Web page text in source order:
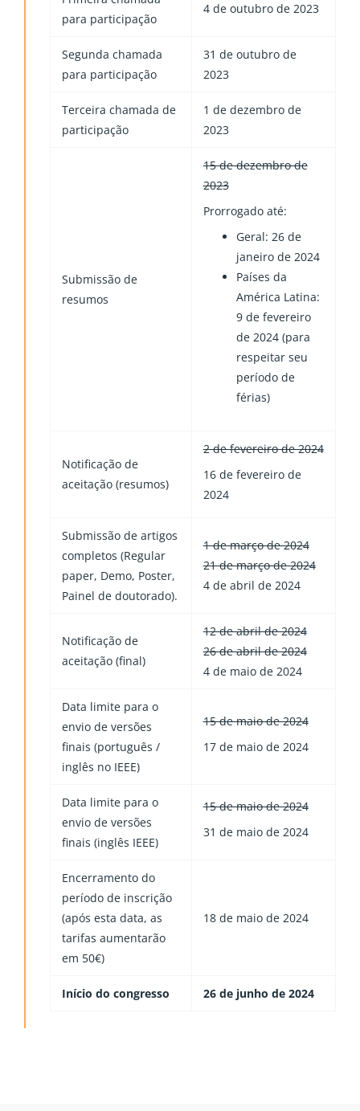
para participação
4 de outubro de 2023
Segunda chamada
para participação
31 de outubro de
2023
Terceira chamada de
participação
1 de dezembro de
2023
Submissão de
resumos
15 de dezembro de
2023
Prorrogado até:
Geral: 26 de
janeiro de 2024
Países da
América Latina:
9 de fevereiro
de 2024 (para
respeitar seu
período de
férias)
Notificação de
aceitação (resumos)
2 de fevereiro de 2024
16 de fevereiro de
2024
Submissão de artigos
completos (Regular
paper, Demo, Poster,
Painel de doutorado).
1 de março de 2024
21 de março de 2024
4 de abril de 2024
Notificação de
aceitação (final)
12 de abril de 2024
26 de abril de 2024
4 de maio de 2024
Data limite para o
envio de versões
finais (português /
inglês no IEEE)
15 de maio de 2024
17 de maio de 2024
Data limite para o
envio de versões
finais (inglês IEEE)
15 de maio de 2024
31 de maio de 2024
Encerramento do
período de inscrição
(após esta data, as
tarifas aumentarão
em 50€)
18 de maio de 2024
Início do congresso 26 de junho de 2024